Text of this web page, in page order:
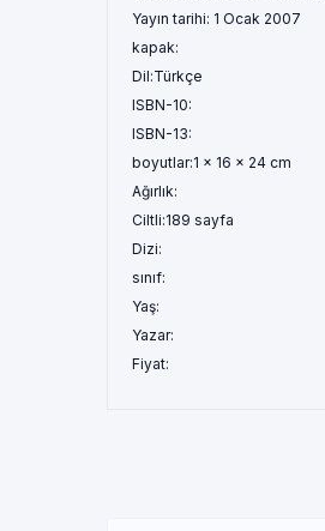
Yayın tarihi: 1 Ocak 2007
kapak:
Dil:Türkçe
ISBN-10:
ISBN-13:
boyutlar:1 x 16 x 24 cm
Ağırlık:
Ciltli:189 sayfa
Dizi:
sınıf:
Yaş:
Yazar:
Fiyat: